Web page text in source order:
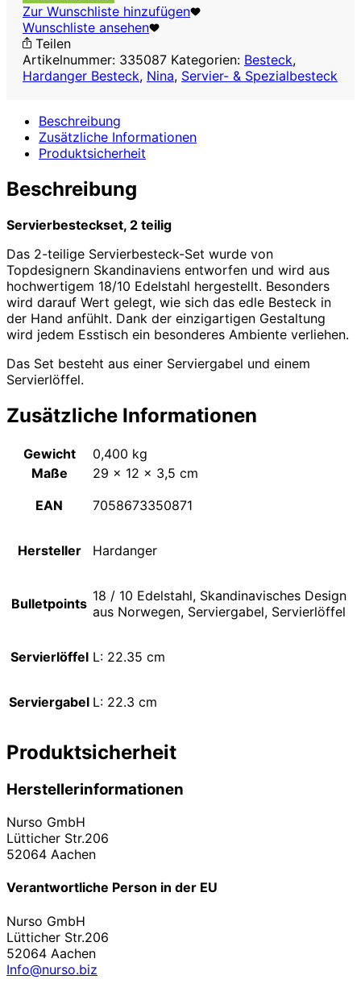
,
2
teilig
Menge
Zur Wunschliste hinzufügen
Wunschliste ansehen
Teilen
Artikelnummer: 335087 Kategorien: Besteck,
Hardanger Besteck, Nina, Servier- & Spezialbesteck
Beschreibung
Zusätzliche Informationen
Produktsicherheit
Beschreibung
Servierbesteckset, 2 teilig
Das 2-teilige Servierbesteck-Set wurde von
Topdesignern Skandinaviens entworfen und wird aus
hochwertigem 18/10 Edelstahl hergestellt. Besonders
wird darauf Wert gelegt, wie sich das edle Besteck in
der Hand anfühlt. Dank der einzigartigen Gestaltung
wird jedem Esstisch ein besonderes Ambiente verliehen.
Das Set besteht aus einer Serviergabel und einem
Servierlöffel.
Zusätzliche Informationen
Gewicht
0,400 kg
Maße
29 × 12 × 3,5 cm
EAN
7058673350871
Hersteller Hardanger
Bulletpoints 18 / 10 Edelstahl, Skandinavisches Design
aus Norwegen, Serviergabel, Servierlöffel
Servierlöffel L: 22.35 cm
Serviergabel L: 22.3 cm
Produktsicherheit
Herstellerinformationen
Nurso GmbH
Lütticher Str.206
52064 Aachen
Verantwortliche Person in der EU
Nurso GmbH
Lütticher Str.206
52064 Aachen
Info@nurso.biz